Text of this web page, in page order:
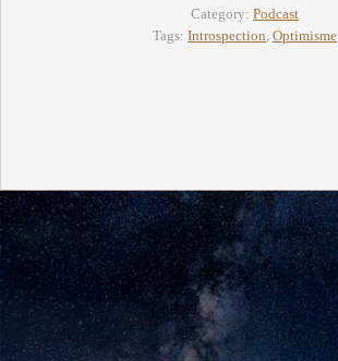
Category: Podcast
Tags: Introspection, Optimisme